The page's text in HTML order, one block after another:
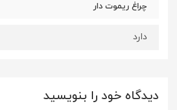
چراغ ریموت دار
دارد
دیدگاه خود را بنویسید